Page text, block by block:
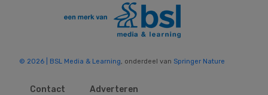
© 2026 | BSL Media & Learning, onderdeel van Springer Nature
Contact Adverteren